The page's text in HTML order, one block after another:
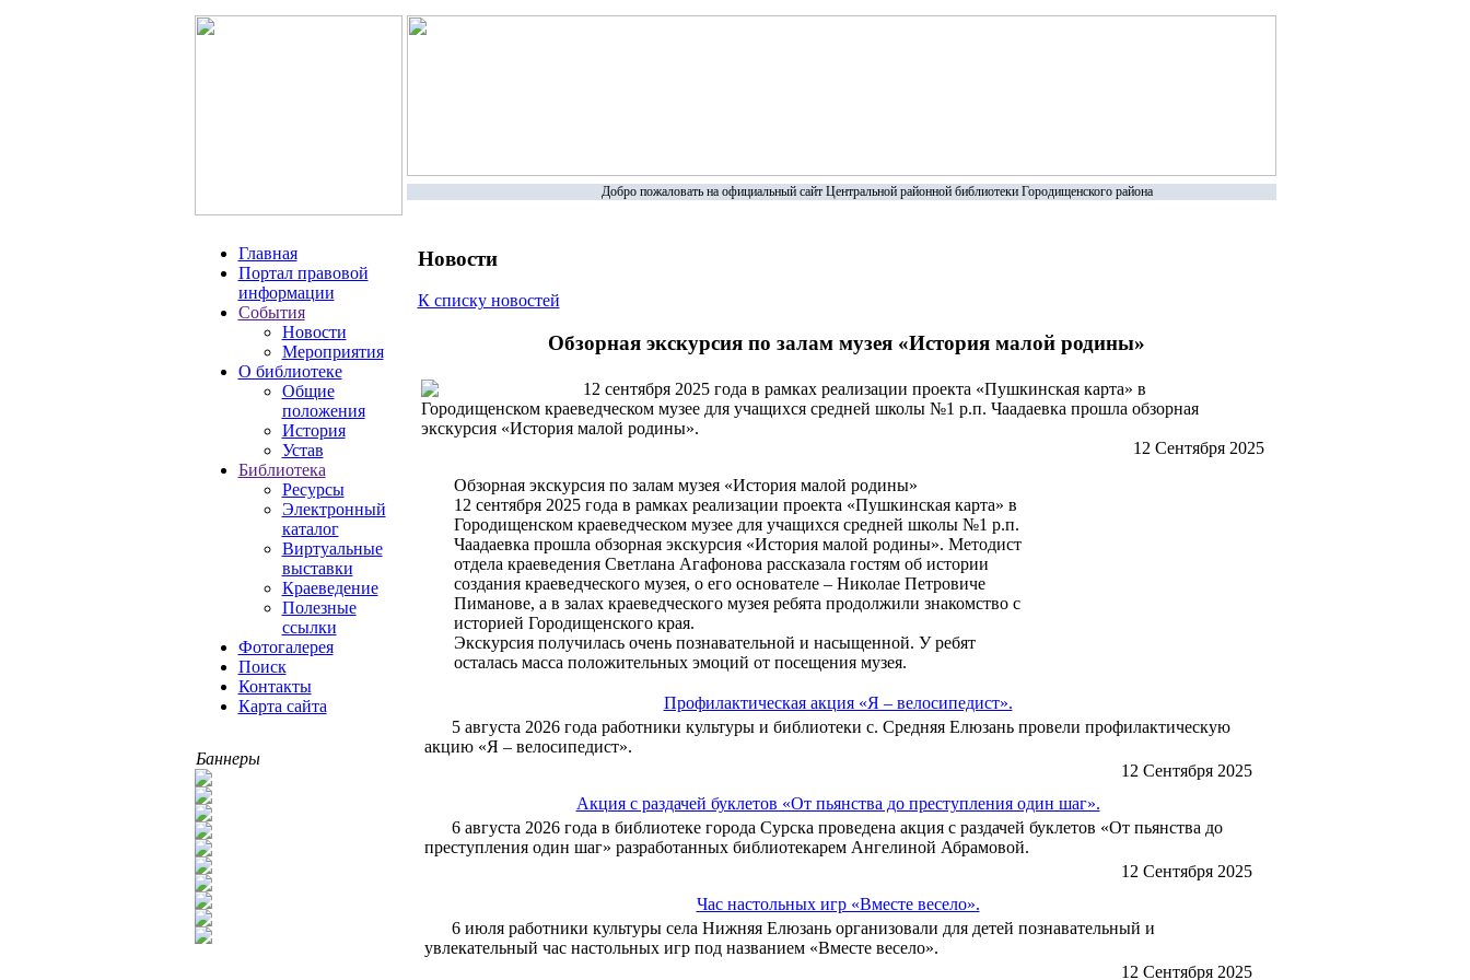
Добро пожаловать на официальный сайт Центральной районной библиотеки Городищенского района
Главная
Портал правовой
информации
События
Новости
Мероприятия
О библиотеке
Общие
положения
История
Устав
Библиотека
Ресурсы
Электронный
каталог
Виртуальные
выставки
Краеведение
Полезные
ссылки
Фотогалерея
Поиск
Контакты
Карта сайта
Баннеры
Новости
К списку новостей
Обзорная экскурсия по залам музея «История малой родины»
12 сентября 2025 года в рамках реализации проекта «Пушкинская карта» в
Городищенском краеведческом музее для учащихся средней школы №1 р.п. Чаадаевка прошла обзорная
экскурсия «История малой родины».
12 Сентября 2025
Обзорная экскурсия по залам музея «История малой родины»
12 сентября 2025 года в рамках реализации проекта «Пушкинская карта» в
Городищенском краеведческом музее для учащихся средней школы №1 р.п.
Чаадаевка прошла обзорная экскурсия «История малой родины». Методист
отдела краеведения Светлана Агафонова рассказала гостям об истории
создания краеведческого музея, о его основателе – Николае Петровиче
Пиманове, а в залах краеведческого музея ребята продолжили знакомство с
историей Городищенского края.
Экскурсия получилась очень познавательной и насыщенной. У ребят
осталась масса положительных эмоций от посещения музея.
Профилактическая акция «Я – велосипедист».
5 августа 2026 года работники культуры и библиотеки с. Средняя Елюзань провели профилактическую
акцию «Я – велосипедист».
12 Сентября 2025
Акция с раздачей буклетов «От пьянства до преступления один шаг».
6 августа 2026 года в библиотеке города Сурска проведена акция с раздачей буклетов «От пьянства до
преступления один шаг» разработанных библиотекарем Ангелиной Абрамовой.
12 Сентября 2025
Час настольных игр «Вместе весело».
6 июля работники культуры села Нижняя Елюзань организовали для детей познавательный и
увлекательный час настольных игр под названием «Вместе весело».
12 Сентября 2025